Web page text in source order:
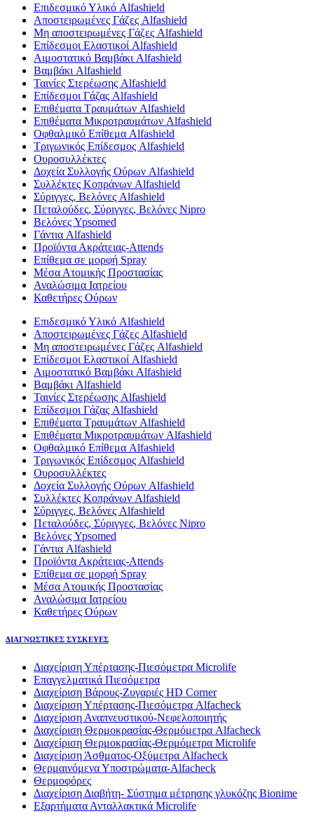
Επιδεσμικό Υλικό Alfashield
Αποστειρωμένες Γάζες Alfashield
Μη αποστειρωμένες Γάζες Alfashield
Επίδεσμοι Ελαστικοί Alfashield
Αιμοστατικό Βαμβάκι Alfashield
Βαμβάκι Alfashield
Ταινίες Στερέωσης Alfashield
Επίδεσμοι Γάζας Alfashield
Επιθέματα Τραυμάτων Alfashield
Επιθέματα Μικροτραυμάτων Alfashield
Οφθαλμικό Eπίθεμα Alfashield
Τριγωνικός Επίδεσμος Alfashield
Ουροσυλλέκτες
Δοχεία Συλλογής Ούρων Alfashield
Συλλέκτες Κοπράνων Alfashield
Σύριγγες, Βελόνες Alfashield
Πεταλούδες, Σύριγγες, Βελόνες Nipro
Βελόνες Ypsomed
Γάντια Alfashield
Προϊόντα Ακράτειας-Attends
Επίθεμα σε μορφή Spray
Μέσα Ατομικής Προστασίας
Αναλώσιμα Ιατρείου
Καθετήρες Ούρων
Επιδεσμικό Υλικό Alfashield
Αποστειρωμένες Γάζες Alfashield
Μη αποστειρωμένες Γάζες Alfashield
Επίδεσμοι Ελαστικοί Alfashield
Αιμοστατικό Βαμβάκι Alfashield
Βαμβάκι Alfashield
Ταινίες Στερέωσης Alfashield
Επίδεσμοι Γάζας Alfashield
Επιθέματα Τραυμάτων Alfashield
Επιθέματα Μικροτραυμάτων Alfashield
Οφθαλμικό Eπίθεμα Alfashield
Τριγωνικός Επίδεσμος Alfashield
Ουροσυλλέκτες
Δοχεία Συλλογής Ούρων Alfashield
Συλλέκτες Κοπράνων Alfashield
Σύριγγες, Βελόνες Alfashield
Πεταλούδες, Σύριγγες, Βελόνες Nipro
Βελόνες Ypsomed
Γάντια Alfashield
Προϊόντα Ακράτειας-Attends
Επίθεμα σε μορφή Spray
Μέσα Ατομικής Προστασίας
Αναλώσιμα Ιατρείου
Καθετήρες Ούρων
ΔΙΑΓΝΩΣΤΙΚΕΣ ΣΥΣΚΕΥΕΣ
Διαχείριση Υπέρτασης-Πιεσόμετρα Microlife
Επαγγελματικά Πιεσόμετρα
Διαχείριση Βάρους-Ζυγαριές HD Corner
Διαχείριση Υπέρτασης-Πιεσόμετρα Alfacheck
Διαχείριση Αναπνευστικού-Νεφελοποιητής
Διαχείριση Θερμοκρασίας-Θερμόμετρα Alfacheck
Διαχείριση Θερμοκρασίας-Θερμόμετρα Microlife
Διαχείριση Άσθματος-Οξύμετρα Alfacheck
Θερμαινόμενα Υποστρώματα-Alfacheck
Θερμοφόρες
Διαχείριση Διαβήτη- Σύστημα μέτρησης γλυκόζης Bionime
Εξαρτήματα Ανταλλακτικά Microlife